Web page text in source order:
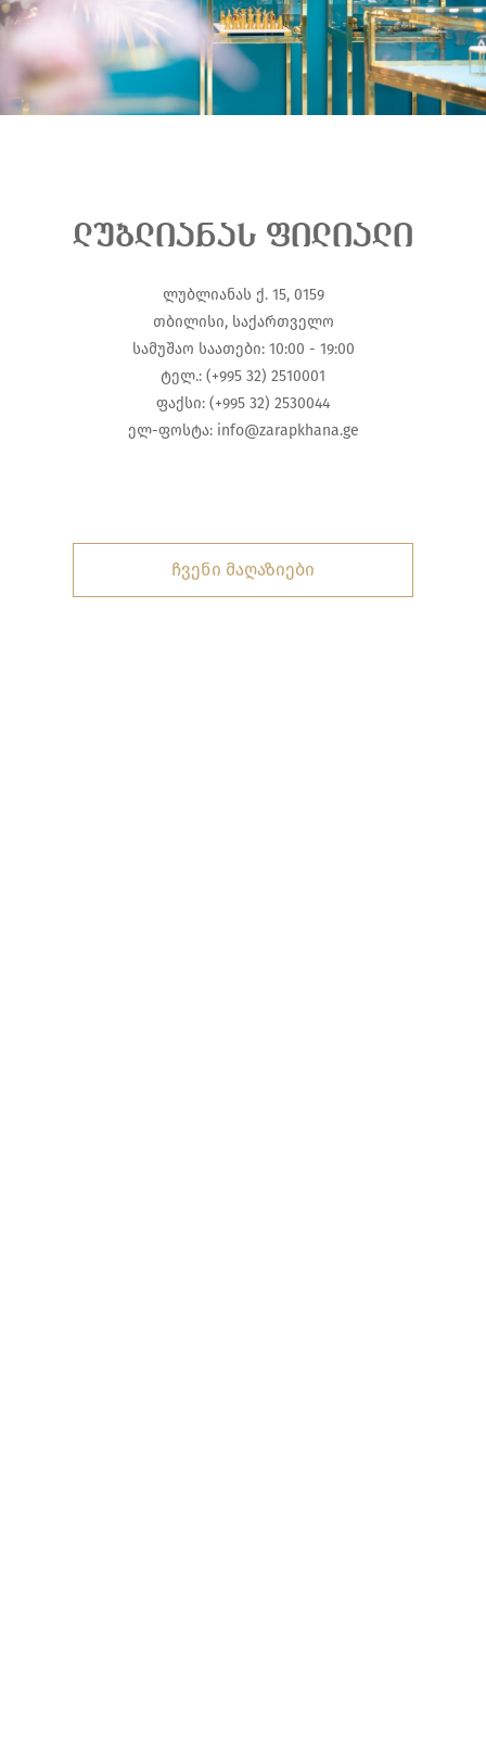
ლუბლიანას ფილიალი
ლუბლიანას ქ. 15, 0159
თბილისი, საქართველო
სამუშაო საათები: 10:00 - 19:00
ტელ.: (+995 32) 2510001
ფაქსი: (+995 32) 2530044
ელ-ფოსტა: info@zarapkhana.ge
ჩვენი მაღაზიები